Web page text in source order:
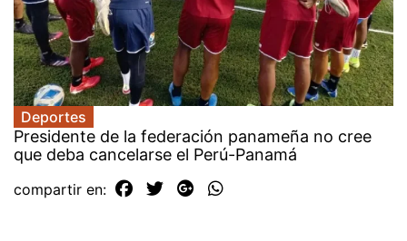
Deportes
Presidente de la federación panameña no cree
que deba cancelarse el Perú-Panamá
compartir en: